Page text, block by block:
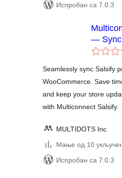
Испробан са 7.0.3
— Sync
updates
Seamlessly sync Salsify
WooCommerce. Save
and keep your store
with Multiconnect Salsify.
MULTIDOTS Inc
Мање од 10
Испробан са 7.0.3